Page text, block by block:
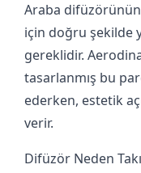
Araba
için doğru şekilde
gereklidir.
tasarlanmış bu
ederken, estetik
verir.
Difüzör Neden